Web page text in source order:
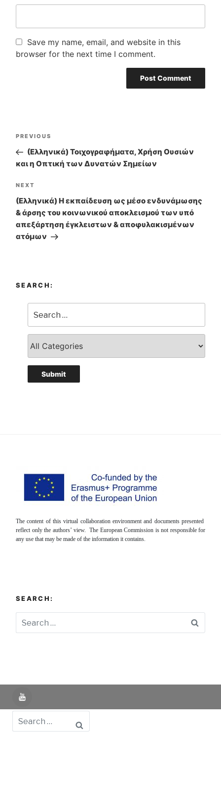
Save my name, email, and website in this
browser for the next time I comment.
Post
navigation
Previous
Post
PREVIOUS
(Ελληνικά) Τοιχογραφήματα, Χρήση Ουσιών
και η Οπτική των Δυνατών Σημείων
Next
Post
NEXT
(Ελληνικά) Η εκπαίδευση ως μέσο ενδυνάμωσης
& άρσης του κοινωνικού αποκλεισμού των υπό
απεξάρτηση έγκλειστων & αποφυλακισμένων
ατόμων
SEARCH:
The content of this virtual collaboration environment and documents presented
reflect only the authors’ view. The European Commission is not responsible for
any use that may be made of the information it contains.
SEARCH:
YouTube